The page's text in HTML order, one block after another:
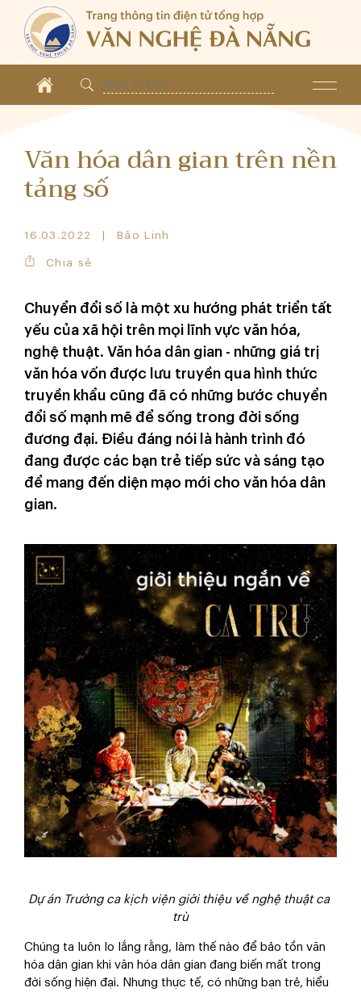
Văn hóa dân gian trên nền
tảng số
16.03.2022 Bảo Linh
Chia sẻ
Chuyển đổi số là một xu hướng phát triển tất
yếu của xã hội trên mọi lĩnh vực văn hóa,
nghệ thuật. Văn hóa dân gian - những giá trị
văn hóa vốn được lưu truyền qua hình thức
truyền khẩu cũng đã có những bước chuyển
đổi số mạnh mẽ để sống trong đời sống
đương đại. Điều đáng nói là hành trình đó
đang được các bạn trẻ tiếp sức và sáng tạo
để mang đến diện mạo mới cho văn hóa dân
gian.
Dự án Trường ca kịch viện giới thiệu về nghệ thuật ca
trù
Chúng ta luôn lo lắng rằng, làm thế nào để bảo tồn văn
hóa dân gian khi văn hóa dân gian đang biến mất trong
đời sống hiện đại. Nhưng thực tế, có những bạn trẻ, hiểu